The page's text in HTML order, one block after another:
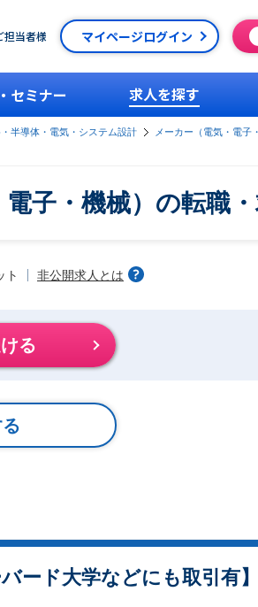
担当者様 マイページログイン
セミナー 求人を探す
半導体・電気・システム設計
メーカー（電気・電子
子・機械）の転職
ト 非公開求人とは
る
ード大学などにも取引有】